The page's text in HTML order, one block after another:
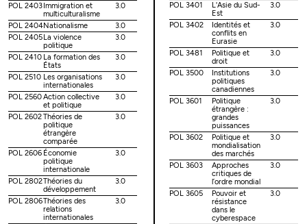
POL 2403 Immigration et
multiculturalisme
3.0
POL 2404Nationalisme
3.0
POL 2405 La violence
politique
3.0
POL 2410 La formation des
États
3.0
POL 2510 Les organisations
internationales
3.0
POL 2560Action collective
et politique
3.0
POL 2602Théories de
politique
étrangère
comparée
3.0
POL 2606 Économie
politique
internationale
3.0
POL 2802Théories du
développement
3.0
POL 2806Théories des
relations
internationales
3.0
POL 3401
L'Asie du Sud-
Est
3.0
POL 3402
Identités et
conflits en
Eurasie
3.0
POL 3481
Politique et
droit
3.0
POL 3500
Institutions
politiques
canadiennes
3.0
POL 3601
Politique
étrangère :
grandes
puissances
3.0
POL 3602
Politique et
mondialisation
des marchés
3.0
POL 3603
Approches
critiques de
l’ordre mondial
3.0
POL 3605
Pouvoir et
résistance
dans le
cyberespace
3.0